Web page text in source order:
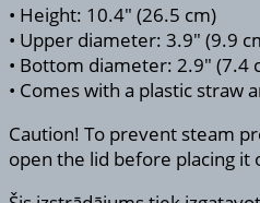
• Height: 10.4″ (26.5 cm)
• Upper diameter: 3.9″ (9.9
• Bottom diameter: 2.9″ (7.4
• Comes with a plastic straw
Caution! To prevent steam
open the lid before placing it